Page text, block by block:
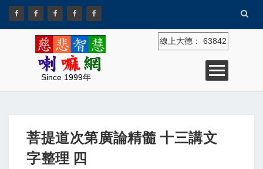
Since 1999年
線上大德： 63842
菩提道次第廣論精髓 十三講文
字整理 四